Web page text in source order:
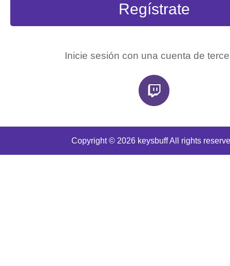
Regístrate
Inicie sesión con una cuenta de
Copyright © 2026 keysbuff All rights